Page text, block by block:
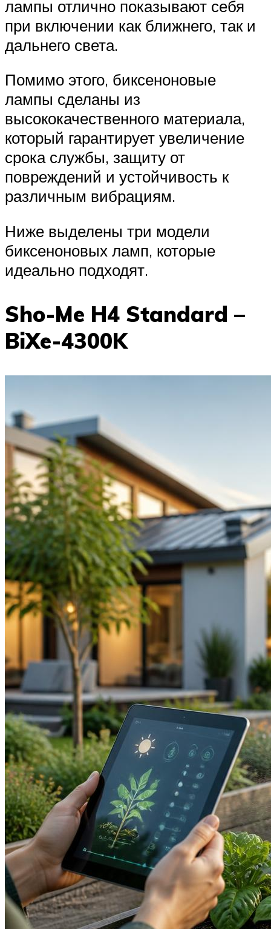
лампы отлично показывают себя
при включении как ближнего, так и
дальнего света.
Помимо этого, биксеноновые
лампы сделаны из
высококачественного материала,
который гарантирует увеличение
срока службы, защиту от
повреждений и устойчивость к
различным вибрациям.
Ниже выделены три модели
биксеноновых ламп, которые
идеально подходят.
Sho-Me H4 Standard –
BiXe-4300K